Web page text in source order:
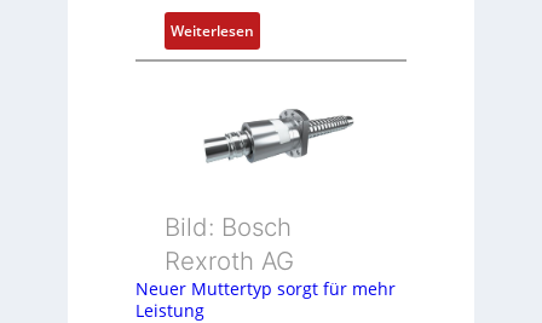
P
o
s
i
o
m
s
Weiterlesen:
D
h
g
e
k
Bild: Bosch
Rexroth AG
Neuer Muttertyp sorgt für mehr
Leistung